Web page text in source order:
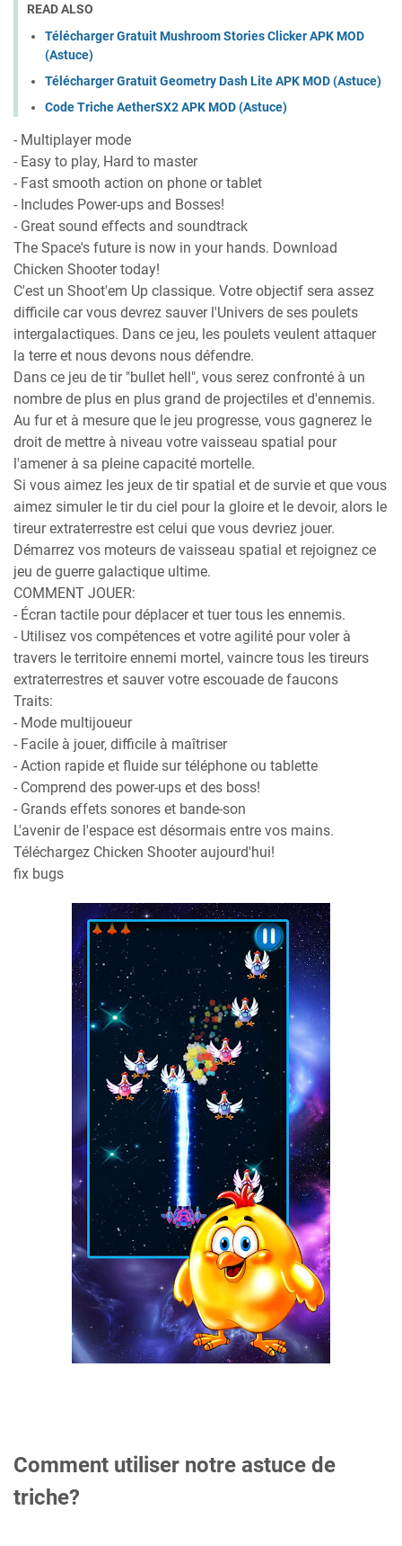
READ ALSO
Télécharger Gratuit Mushroom Stories Clicker APK MOD
(Astuce)
Télécharger Gratuit Geometry Dash Lite APK MOD (Astuce)
Code Triche AetherSX2 APK MOD (Astuce)
- Multiplayer mode
- Easy to play, Hard to master
- Fast smooth action on phone or tablet
- Includes Power-ups and Bosses!
- Great sound effects and soundtrack
The Space's future is now in your hands. Download
Chicken Shooter today!
C'est un Shoot'em Up classique. Votre objectif sera assez
difficile car vous devrez sauver l'Univers de ses poulets
intergalactiques. Dans ce jeu, les poulets veulent attaquer
la terre et nous devons nous défendre.
Dans ce jeu de tir "bullet hell", vous serez confronté à un
nombre de plus en plus grand de projectiles et d'ennemis.
Au fur et à mesure que le jeu progresse, vous gagnerez le
droit de mettre à niveau votre vaisseau spatial pour
l'amener à sa pleine capacité mortelle.
Si vous aimez les jeux de tir spatial et de survie et que vous
aimez simuler le tir du ciel pour la gloire et le devoir, alors le
tireur extraterrestre est celui que vous devriez jouer.
Démarrez vos moteurs de vaisseau spatial et rejoignez ce
jeu de guerre galactique ultime.
COMMENT JOUER:
- Écran tactile pour déplacer et tuer tous les ennemis.
- Utilisez vos compétences et votre agilité pour voler à
travers le territoire ennemi mortel, vaincre tous les tireurs
extraterrestres et sauver votre escouade de faucons
Traits:
- Mode multijoueur
- Facile à jouer, difficile à maîtriser
- Action rapide et fluide sur téléphone ou tablette
- Comprend des power-ups et des boss!
- Grands effets sonores et bande-son
L'avenir de l'espace est désormais entre vos mains.
Téléchargez Chicken Shooter aujourd'hui!
fix bugs
Comment utiliser notre astuce de
triche?